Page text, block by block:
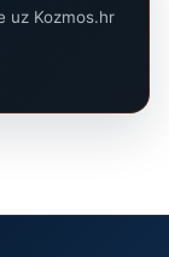
uz Kozmos.hr